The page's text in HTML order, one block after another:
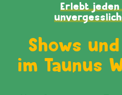
Erlebt jeden
Shows
im Taunus